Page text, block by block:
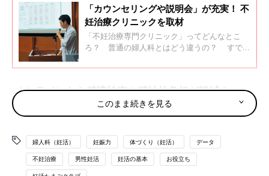
「カウンセリングや説明会」が充実！ 不
妊治療クリニックを取材
「不妊治療専門クリニック」ってどんなとこ
ろ？ 普通の婦人科とはどう違うの？ すでに
かったという人も多いはず。 まずは知るだけ
イプのクリニックをルポします。 ひとつ目のタ
イプは「カウンセリングや説明会が充実してい
るクリニック」です。
オンラインなら精液検査の精神的負担が軽減！
の影響で規制が緩和され、初診から受けられるようになりまし
た。
オンライン診療で不妊治療を行う病院はまだ少ないのが現状で
このまま続きを見る
婦人科（妊活） 妊娠力 体づくり（妊活） データ
不妊治療 男性妊活 妊活の基本 お役立ち